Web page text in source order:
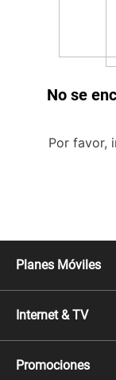
No se
Por favor,
Planes Móviles
Línea Nueva
Línea Adicional
Migración
Internet & TV
Internet + TV
Mejora tu plan
Promociones